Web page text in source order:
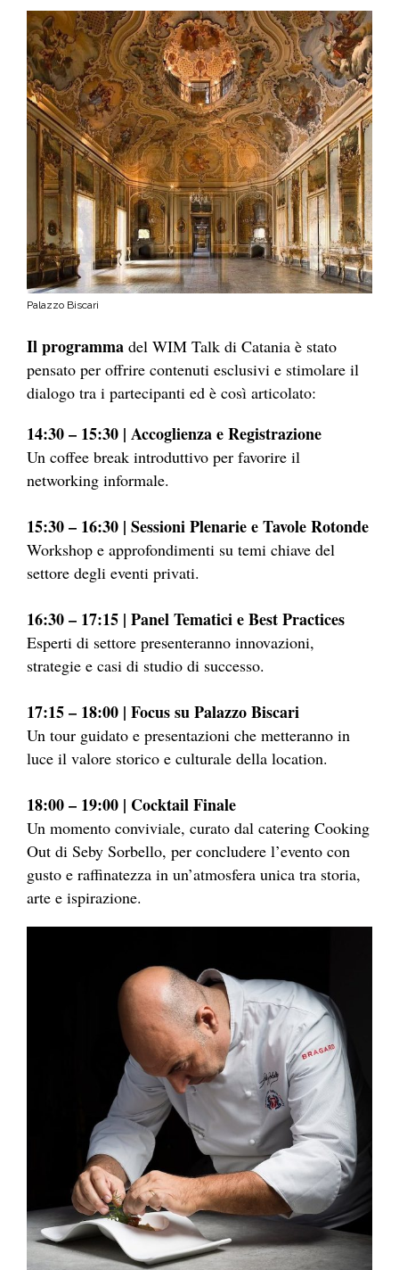
Palazzo Biscari
Il programma del WIM Talk di Catania è stato
pensato per offrire contenuti esclusivi e stimolare il
dialogo tra i partecipanti ed è così articolato:
14:30 – 15:30 | Accoglienza e Registrazione
Un coffee break introduttivo per favorire il
networking informale.
15:30 – 16:30 | Sessioni Plenarie e Tavole Rotonde
Workshop e approfondimenti su temi chiave del
settore degli eventi privati.
16:30 – 17:15 | Panel Tematici e Best Practices
Esperti di settore presenteranno innovazioni,
strategie e casi di studio di successo.
17:15 – 18:00 | Focus su Palazzo Biscari
Un tour guidato e presentazioni che metteranno in
luce il valore storico e culturale della location.
18:00 – 19:00 | Cocktail Finale
Un momento conviviale, curato dal catering Cooking
Out di Seby Sorbello, per concludere l’evento con
gusto e raffinatezza in un’atmosfera unica tra storia,
arte e ispirazione.